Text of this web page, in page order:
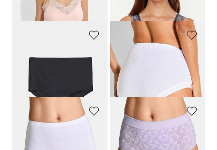
30-Tage-Bestpreis**: 48,97 € 30-Tage-Bestpreis**: 43,96 €
Panty im 2er-Pack
13,97 €
30-Tage-Bestpreis**: 15,95 € (-12%)
GÖTTING
Taillenslip im 3er-Pack aus Baumwolle
17,95 €
SPEIDEL
Pagenslip im 2er-Pack
19,95 €
GOLDNER
24,47 €34,95 €